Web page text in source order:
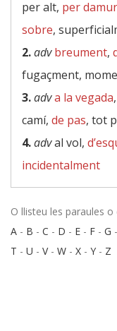
per alt, per
sobre,
2.adv breument,
fugaçment,
3.adva la vegada,
camí, de pas, tot
4.adval vol,
incidentalment
O llisteu les paraules
A - B - C - D - E - F - G -
T - U - V- W - X - Y - Z